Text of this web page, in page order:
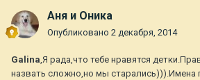
Аня и Оника
Опубликовано 2 декабря, 2014
Galina,Я рада,что тебе нравятся
назвать сложно,но мы старались))).Имена